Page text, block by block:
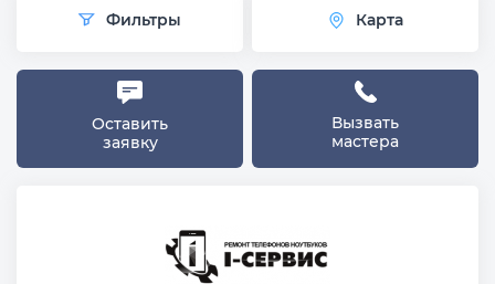
Фильтры Карта
Оставить
заявку
Вызвать
мастера